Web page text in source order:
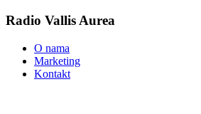
Radio Vallis Aurea
O nama
Marketing
Kontakt